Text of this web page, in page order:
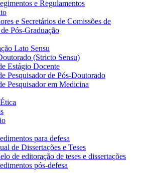
e Regulamentos
e Secretários de Comissões de
Pós-Graduação
Lato Sensu
(Stricto Sensu)
Estágio Docente
Pesquisador de Pós-Doutorado
Pesquisador em Medicina
para defesa
de Dissertações e Teses
de editoração de teses e dissertações
pós-defesa